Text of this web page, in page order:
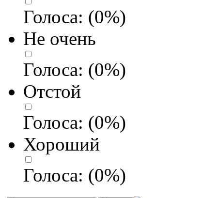
Голоса: (0%)
Не очень
Голоса: (0%)
Отстой
Голоса: (0%)
Хороший
Голоса: (0%)